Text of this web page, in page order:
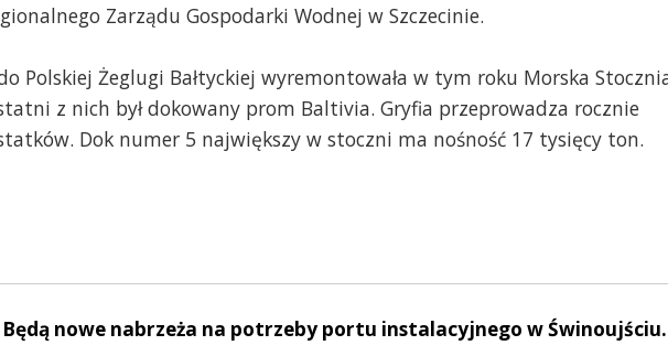
Zarządu Gospodarki Wodnej w Szczecinie.
Polskiej Żeglugi Bałtyckiej wyremontowała w tym roku Morska
z nich był dokowany prom Baltivia. Gryfia przeprowadza rocznie
Dok numer 5 największy w stoczni ma nośność 17 tysięcy ton.
Będą nowe nabrzeża na potrzeby portu instalacyjnego w